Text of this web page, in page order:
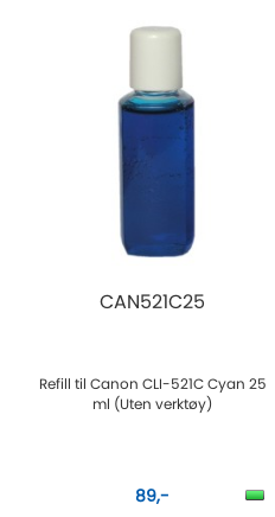
CAN521C25
Refill til Canon CLI-521C Cyan 25
ml (Uten verktøy)
89,-